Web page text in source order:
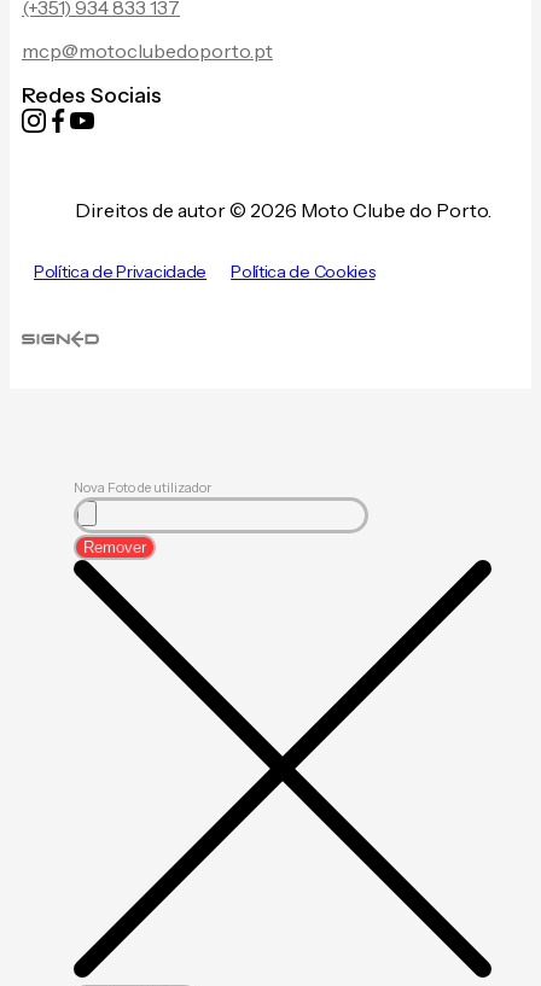
(+351) 934 833 137
mcp@motoclubedoporto.pt
Redes Sociais
Direitos de autor © 2026 Moto Clube do Porto.
Política de Privacidade Política de Cookies
Nova Foto de utilizador
Remover